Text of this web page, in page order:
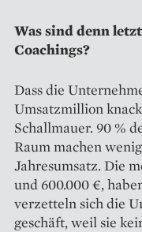
Was sind denn
Coachings?
Dass die
Umsatzmillion
Schallmauer. 90 %
Raum machen
Jahresumsatz. Die
und 600.000 €,
verzetteln sich die
geschäft, weil sie